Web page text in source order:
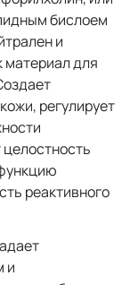
бислоем
и
материал для
регулирует
реактивного
и